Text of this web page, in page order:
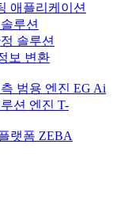
애플리케이션
루션
솔루션
보 변환
범용 엔진 EG Ai
션 엔진 T-
랫폼 ZEBA